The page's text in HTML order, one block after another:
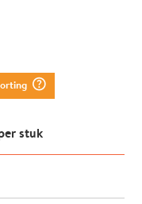
question_mark_circle
stuk